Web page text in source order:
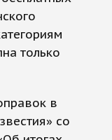
только
в
со